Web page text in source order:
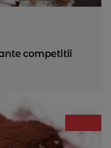
competitii